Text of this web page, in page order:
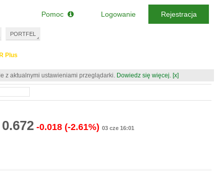
Plus
z aktualnymi ustawieniami przeglądarki. Dowiedz się więcej. [x]
0.672 -0.018 (-2.61%) 03 cze 16:01
PORTFEL
Pomoc Logowanie Rejestracja